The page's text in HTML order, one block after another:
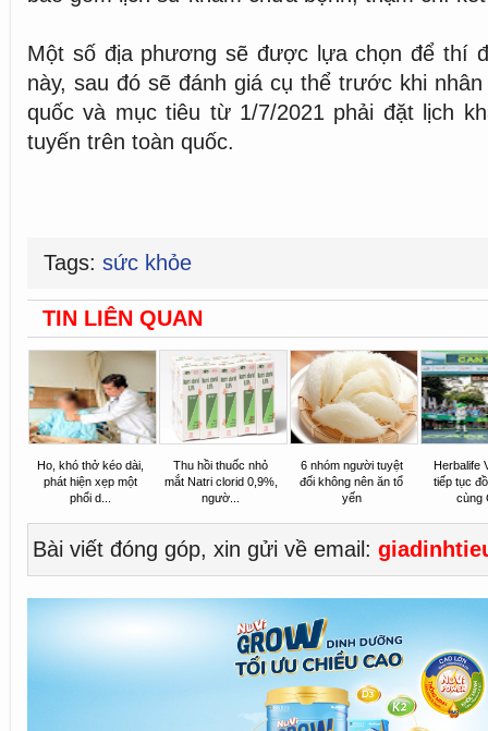
Một số địa phương sẽ được lựa chọn để thí
này, sau đó sẽ đánh giá cụ thể trước khi
quốc và mục tiêu từ 1/7/2021 phải đặt lịch
tuyến trên toàn quốc.
Tags: sức khỏe
TIN LIÊN QUAN
Ho, khó thở kéo dài,
phát hiện xẹp một
phổi d...
Thu hồi thuốc nhỏ
mắt Natri clorid 0,9%,
ngườ...
6 nhóm người tuyệt
đối không nên ăn tổ
yến
Herbalife
tiếp tục
cùng
Bài viết đóng góp, xin gửi về email: